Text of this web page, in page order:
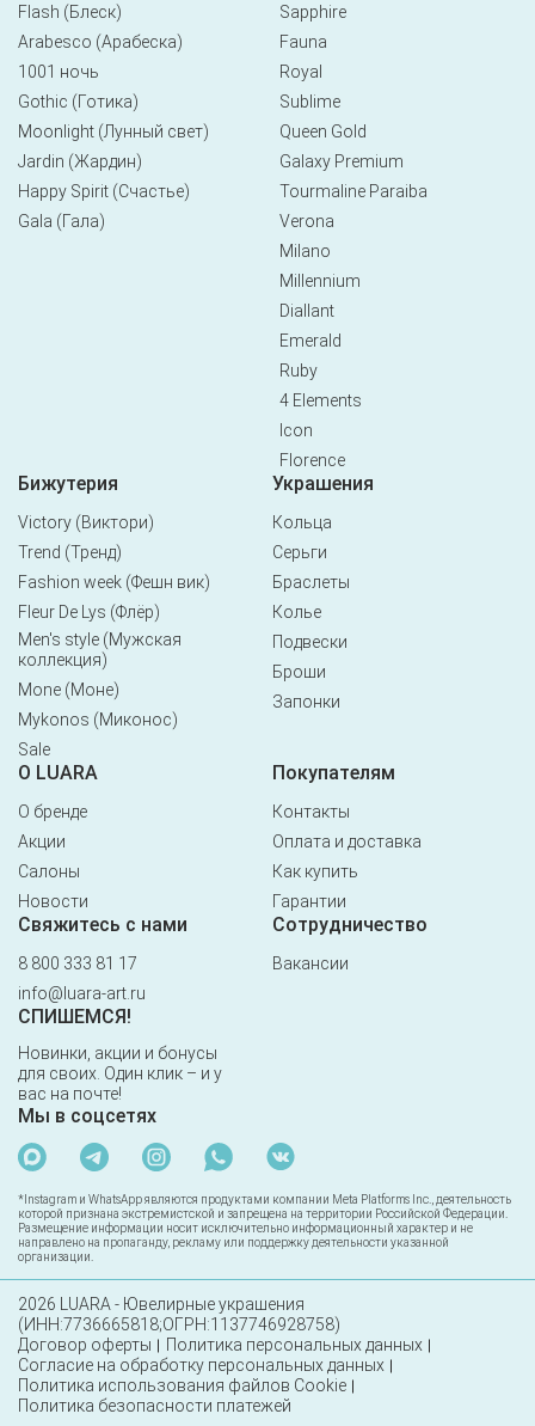
Flash (Блеск)
Arabesco (Арабеска)
1001 ночь
Gothic (Готика)
Moonlight (Лунный свет)
Jardin (Жардин)
Happy Spirit (Счастье)
Gala (Гала)
Sapphire
Fauna
Royal
Sublime
Queen Gold
Galaxy Premium
Tourmaline Paraiba
Verona
Milano
Millennium
Diallant
Emerald
Ruby
4 Elements
Icon
Florence
Бижутерия
Victory (Виктори)
Trend (Тренд)
Fashion week (Фешн вик)
Fleur De Lys (Флёр)
Men's style (Мужская
коллекция)
Mone (Моне)
Mykonos (Миконос)
Sale
Украшения
Кольца
Серьги
Браслеты
Колье
Подвески
Броши
Запонки
О LUARA
О бренде
Акции
Салоны
Новости
Покупателям
Контакты
Оплата и доставка
Как купить
Гарантии
Свяжитесь с нами
8 800 333 81 17
info@luara-art.ru
Сотрудничество
Вакансии
СПИШЕМСЯ!
Новинки, акции и бонусы
для своих. Один клик – и у
вас на почте!
Мы в соцсетях
*Instagram и WhatsApp являются продуктами компании Meta Platforms Inc., деятельность
которой признана экстремистской и запрещена на территории Российской Федерации.
Размещение информации носит исключительно информационный характер и не
направлено на пропаганду, рекламу или поддержку деятельности указанной
организации.
2026 LUARA - Ювелирные украшения
(ИНН:7736665818;ОГРН:1137746928758)
Договор оферты
Политика персональных данных
Согласие на обработку персональных данных
Политика использования файлов Cookie
Политика безопасности платежей